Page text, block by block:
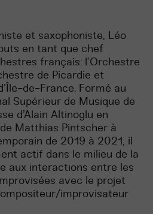
et saxophoniste, Léo
en tant que chef
français: l’Orchestre
de Picardie et
de-France. Formé au
Supérieur de Musique de
d’Alain Altinoglu en
Matthias Pintscher à
de 2019 à 2021, il
actif dans le milieu de la
aux interactions entre les
avec le projet
improvisateur